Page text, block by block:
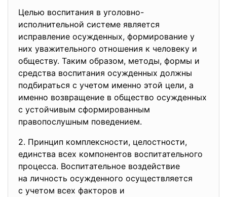
Целью воспитания в уголовно-
исполнительной системе является
исправление осужденных, формирование у
них уважительного отношения к человеку и
обществу. Таким образом, методы, формы и
средства воспитания осужденных должны
подбираться с учетом именно этой цели, а
именно возвращение в общество осужденных
с устойчивым сформированным
правопослушным поведением.
2. Принцип комплексности, целостности,
единства всех компонентов воспитательного
процесса. Воспитательное воздействие
на личность осужденного осуществляется
с учетом всех факторов и